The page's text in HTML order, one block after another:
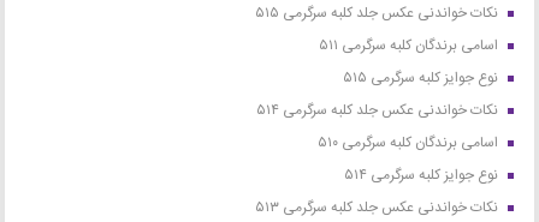
نکات خواندنی عکس جلد کلبه سرگرمی ۵۱۵
اسامی برندگان کلبه سرگرمی ۵۱۱
نوع جوایز کلبه سرگرمی ۵۱۵
نکات خواندنی عکس جلد کلبه سرگرمی ۵۱۴
اسامی برندگان کلبه سرگرمی ۵۱۰
نوع جوایز کلبه سرگرمی ۵۱۴
نکات خواندنی عکس جلد کلبه سرگرمی ۵۱۳